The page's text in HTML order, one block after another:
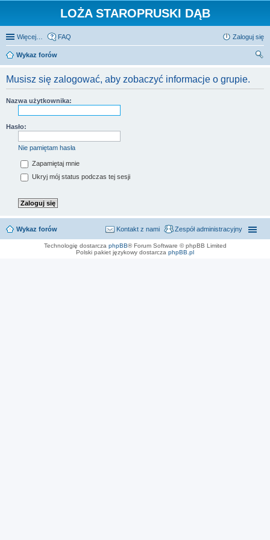
LOŻA STAROPRUSKI DĄB
Więcej… FAQ Zaloguj się
Wykaz forów
Musisz się zalogować, aby zobaczyć informacje o grupie.
Nazwa użytkownika:
Hasło:
Nie pamiętam hasła
Zapamiętaj mnie
Ukryj mój status podczas tej sesji
Wykaz forów Zespół administracyjny
Kontakt z nami
Technologię dostarcza phpBB® Forum Software © phpBB Limited
Polski pakiet językowy dostarcza phpBB.pl